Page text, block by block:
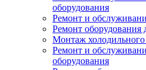
оборудования
Ремонт и
Ремонт оборудования
Монтаж холодильного
Ремонт и
оборудования